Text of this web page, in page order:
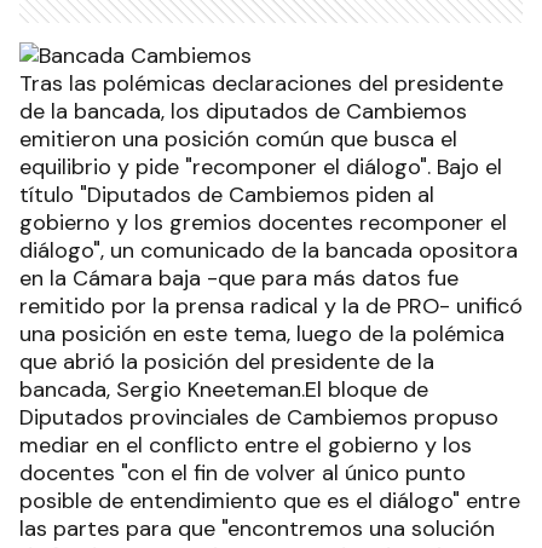
Tras las polémicas declaraciones del presidente
de la bancada, los diputados de Cambiemos
emitieron una posición común que busca el
equilibrio y pide "recomponer el diálogo". Bajo el
título "Diputados de Cambiemos piden al
gobierno y los gremios docentes recomponer el
diálogo", un comunicado de la bancada opositora
en la Cámara baja -que para más datos fue
remitido por la prensa radical y la de PRO- unificó
una posición en este tema, luego de la polémica
que abrió la posición del presidente de la
bancada, Sergio Kneeteman.El bloque de
Diputados provinciales de Cambiemos propuso
mediar en el conflicto entre el gobierno y los
docentes "con el fin de volver al único punto
posible de entendimiento que es el diálogo" entre
las partes para que "encontremos una solución